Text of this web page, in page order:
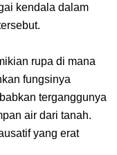
kendala dalam
rupa di mana
fungsinya
terganggunya
air dari tanah.
yang erat